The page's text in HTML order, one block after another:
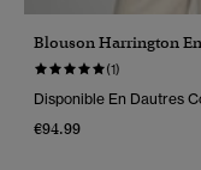
Blouson Harrington
(1)
Disponible En Dautres
€94.99